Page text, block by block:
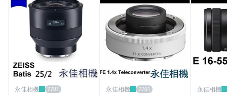
【腳架 雲台】Gitzo、沙雀
【腳架 雲台】Marsace、FOTOPRO
【腳架 雲台】Sirui、Photo Clam
【防潮箱】防潮家
【記憶卡】
永佳相機 永佳相機 永佳相機